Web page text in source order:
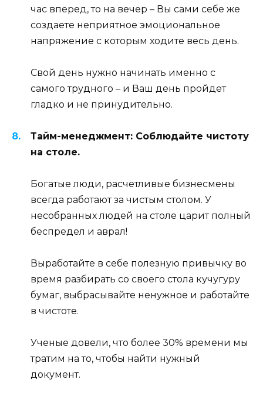
час вперед, то на вечер – Вы сами себе же
создаете неприятное эмоциональное
напряжение с которым ходите весь день.
Свой день нужно начинать именно с
самого трудного – и Ваш день пройдет
гладко и не принудительно.
Тайм-менеджмент: Соблюдайте чистоту
на столе.
Богатые люди, расчетливые бизнесмены
всегда работают за чистым столом. У
несобранных людей на столе царит полный
беспредел и аврал!
Выработайте в себе полезную привычку во
время разбирать со своего стола кучугуру
бумаг, выбрасывайте ненужное и работайте
в чистоте.
Ученые довели, что более 30% времени мы
тратим на то, чтобы найти нужный
документ.